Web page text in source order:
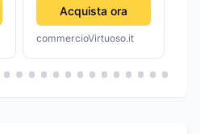
OGGETTI TRASLOCO
Acquista ora
commercioVirtuoso.it